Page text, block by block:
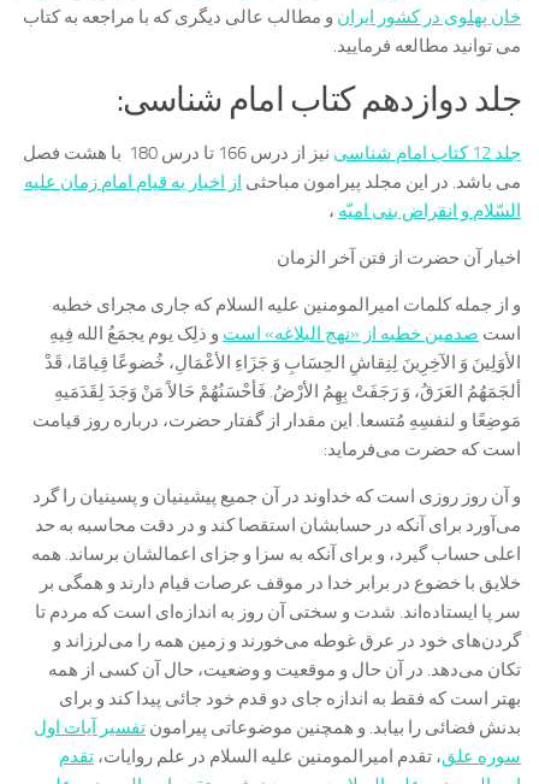
خان پهلوى در کشور ایران‌ و مطالب عالی دیگری که با مراجعه به کتاب
می توانید مطالعه فرمایید.
جلد دوازدهم کتاب امام شناسی:
جلد 12 کتاب امام شناسی
نیز از درس 166 تا درس 180 با هشت فصل
می باشد. در این مجلد پیرامون مباحثی از اخبار به قیام امام زمان علیه
السّلام و انقراض بنى امیّه‌ ،
اخبار آن حضرت از فتن آخر الزمان‌
و از جمله کلمات امیرالمومنین علیه السلام که جارى مجراى خطبه
است صدمین خطبه از «نهج البلاغه» است و ذلِک یوم یجمَعُ الله فِیهِ
الأوَلِینَ وَ الآخِرِینَ لِنِقاشِ الحِسَابِ وَ جَزَاءِ الأعْمَالِ‌، خُضوعًا قِیامًا‌، قَدْ
ألجَمَهُمُ العَرَقُ‌، وَ رَجَفَتْ بِهِمُ الأرْضُ‌. فَأحْسَنُهُمْ حَالاً مَنْ وَجَدَ لِقَدَمَیهِ
مَوضِعًا و لنفسِهِ مُتسعا. این مقدار از گفتار حضرت، درباره روز قیامت
است که حضرت مى‌فرماید:
و آن روز روزى است که خداوند در آن جمیع پیشینیان و پسینیان را گرد
مى‌آورد براى آنکه در حسابشان استقصا کند و در دقت محاسبه به حد
اعلى حساب گیرد، و براى آنکه به سزا و جزاى اعمالشان برساند. همه
خلایق با خضوع در برابر خدا در موقف عرصات قیام دارند و همگى بر
سر پا ایستاده‌اند. شدت و سختى آن روز به اندازه‌اى است که مردم تا
گردن‌هاى خود در عرق غوطه مى‌خورند و زمین همه را مى‌لرزاند و
تکان مى‌دهد. در آن حال و موقعیت و وضعیت، حال آن کسى از همه
بهتر است که فقط به اندازه جاى دو قدم خود جائى پیدا کند و براى
بدنش فضائى را بیابد. و همچنین موضوعاتی پیرامون تفسیر آیات اول
سوره علق‌، تقدم امیرالمومنین علیه السلام در علم روایات‌، تقدم